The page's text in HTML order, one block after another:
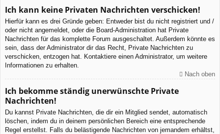
Ich kann keine Privaten Nachrichten verschicken!
Hierfür kann es drei Gründe geben: Entweder bist du nicht registriert und /
oder nicht angemeldet, oder die Board-Administration hat Private
Nachrichten für das komplette Forum ausgeschaltet. Außerdem könnte es
sein, dass der Administrator dir das Recht, Private Nachrichten zu
verschicken, entzogen hat. Kontaktiere einen Administrator, um weitere
Informationen zu erhalten.
Nach oben
Ich bekomme ständig unerwünschte Private
Nachrichten!
Du kannst Private Nachrichten, die dir ein Mitglied sendet, automatisch
löschen, indem du in deinem persönlichen Bereich eine entsprechende
Regel erstellst. Falls du belästigende Nachrichten von jemandem erhältst,